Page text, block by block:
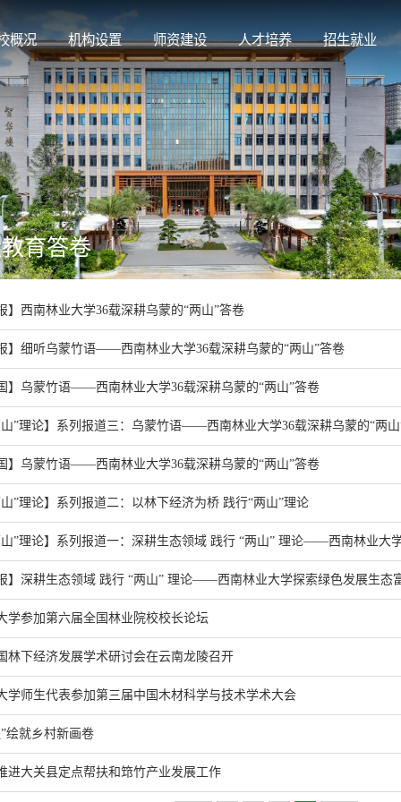
概况 机构设置 师资建设 人才培养 招生就业
育答卷
】西南林业大学36载深耕乌蒙的“两山”答卷
】细听乌蒙竹语——西南林业大学36载深耕乌蒙的“两山”答卷
】乌蒙竹语——西南林业大学36载深耕乌蒙的“两山”答卷
”理论】系列报道三：乌蒙竹语——西南林业大学36载深耕乌蒙的“两山
】乌蒙竹语——西南林业大学36载深耕乌蒙的“两山”答卷
”理论】系列报道二：以林下经济为桥 践行“两山”理论
”理论】系列报道一：深耕生态领域 践行 “两山” 理论——西南林业大
】深耕生态领域 践行 “两山” 理论——西南林业大学探索绿色发展生态
学参加第六届全国林业院校校长论坛
林下经济发展学术研讨会在云南龙陵召开
学师生代表参加第三届中国木材科学与技术学术大会
绘就乡村新画卷
进大关县定点帮扶和筇竹产业发展工作